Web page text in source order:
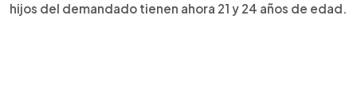
hijos del demandado tienen ahora 21 y 24 años de edad.